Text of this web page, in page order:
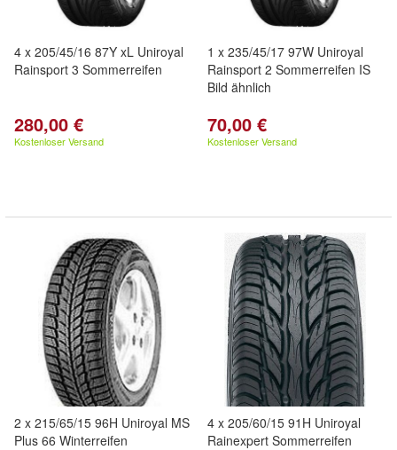
4 x 205/45/16 87Y xL Uniroyal
Rainsport 3 Sommerreifen
280,00 €
Kostenloser Versand
1 x 235/45/17 97W Uniroyal
Rainsport 2 Sommerreifen IS
Bild ähnlich
70,00 €
Kostenloser Versand
2 x 215/65/15 96H Uniroyal MS
Plus 66 Winterreifen
4 x 205/60/15 91H Uniroyal
Rainexpert Sommerreifen